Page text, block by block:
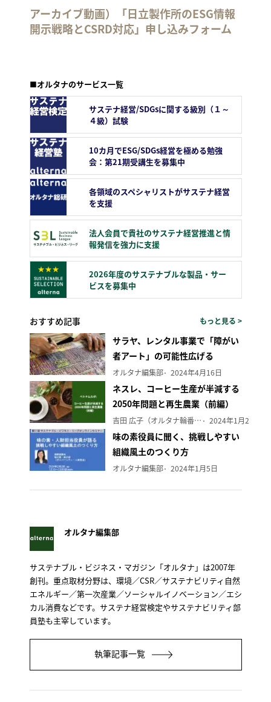
アーカイブ動画）「日立製作所のESG情報
開示戦略とCSRD対応」申し込みフォーム
■オルタナのサービス一覧
サステナ経営/SDGsに関する級別（１～
４級）試験
10カ月でESG/SDGs経営を極める勉強
会：第21期受講生を募集中
各領域のスペシャリストがサステナ経営
を支援
法人会員で貴社のサステナ経営推進と情
報発信を強力に支援
2026年度のサステナブルな製品・サー
ビスを募集中
おすすめ記事 もっと見る >
サラヤ、レンタル事業で「障がい
者アート」の可能性広げる
オルタナ編集部 2024年4月16日
ネスレ、コーヒー生産が半減する
2050年問題と再生農業（前編）
吉田 広子（オルタナ輪番編集長） 2024年1月29日
味の素役員に聞く、挑戦しやすい
組織風土のつくり方
オルタナ編集部 2024年1月5日
オルタナ編集部
サステナブル・ビジネス・マガジン「オルタナ」は2007年
創刊。重点取材分野は、環境／CSR／サステナビリティ自然
エネルギー／第一次産業／ソーシャルイノベーション／エシ
カル消費などです。サステナ経営検定やサステナビリティ部
員塾も主宰しています。
執筆記事一覧